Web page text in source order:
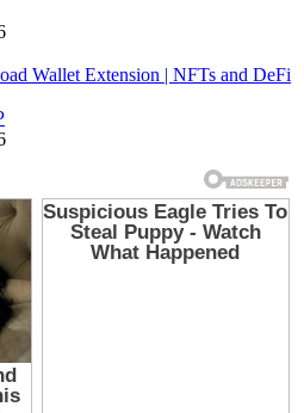
Wallet Extension | NFTs and DeFi